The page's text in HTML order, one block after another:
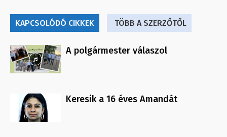
KAPCSOLÓDÓ CIKKEK TÖBB A SZERZŐTŐL
A polgármester válaszol
Keresik a 16 éves Amandát